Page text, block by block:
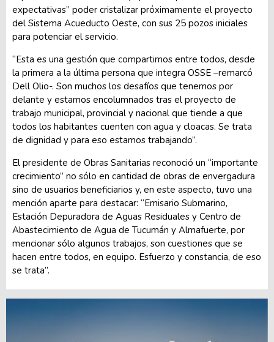
expectativas” poder cristalizar próximamente el proyecto
del Sistema Acueducto Oeste, con sus 25 pozos iniciales
para potenciar el servicio.
“Esta es una gestión que compartimos entre todos, desde
la primera a la última persona que integra OSSE –remarcó
Dell Olio-. Son muchos los desafíos que tenemos por
delante y estamos encolumnados tras el proyecto de
trabajo municipal, provincial y nacional que tiende a que
todos los habitantes cuenten con agua y cloacas. Se trata
de dignidad y para eso estamos trabajando”.
El presidente de Obras Sanitarias reconoció un “importante
crecimiento” no sólo en cantidad de obras de envergadura
sino de usuarios beneficiarios y, en este aspecto, tuvo una
mención aparte para destacar: “Emisario Submarino,
Estación Depuradora de Aguas Residuales y Centro de
Abastecimiento de Agua de Tucumán y Almafuerte, por
mencionar sólo algunos trabajos, son cuestiones que se
hacen entre todos, en equipo. Esfuerzo y constancia, de eso
se trata”.